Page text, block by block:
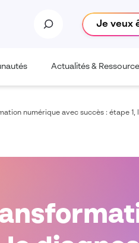
Je veux
Actualités &
numérique avec succès : étape 1,